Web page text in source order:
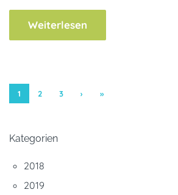
Weiterlesen
1 2 3 › »
Kategorien
2018
2019